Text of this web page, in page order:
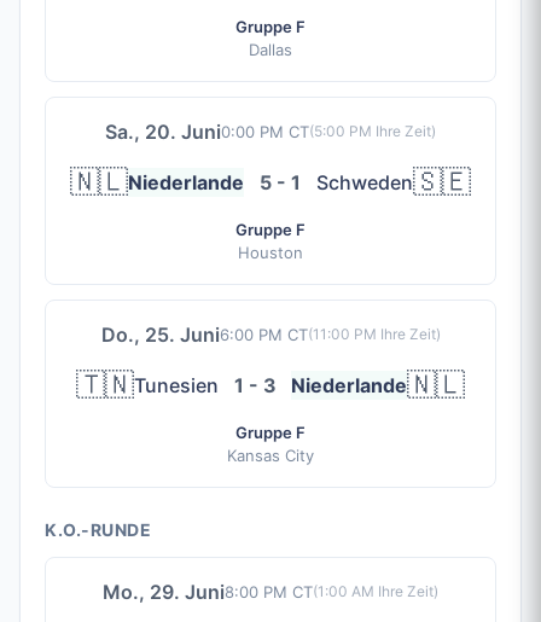
Gruppe F
Dallas
Sa., 20. Juni0:00 PM CT(5:00 PM Ihre Zeit)
🇳🇱Niederlande 5 - 1 Schweden🇸🇪
Gruppe F
Houston
Do., 25. Juni6:00 PM CT(11:00 PM Ihre Zeit)
🇹🇳Tunesien 1 - 3 Niederlande🇳🇱
Gruppe F
Kansas City
K.O.-RUNDE
Mo., 29. Juni8:00 PM CT(1:00 AM Ihre Zeit)